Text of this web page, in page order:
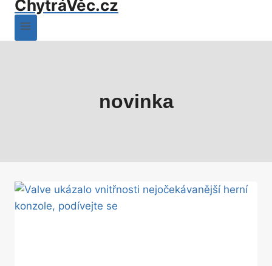
ChytráVěc.cz
novinka